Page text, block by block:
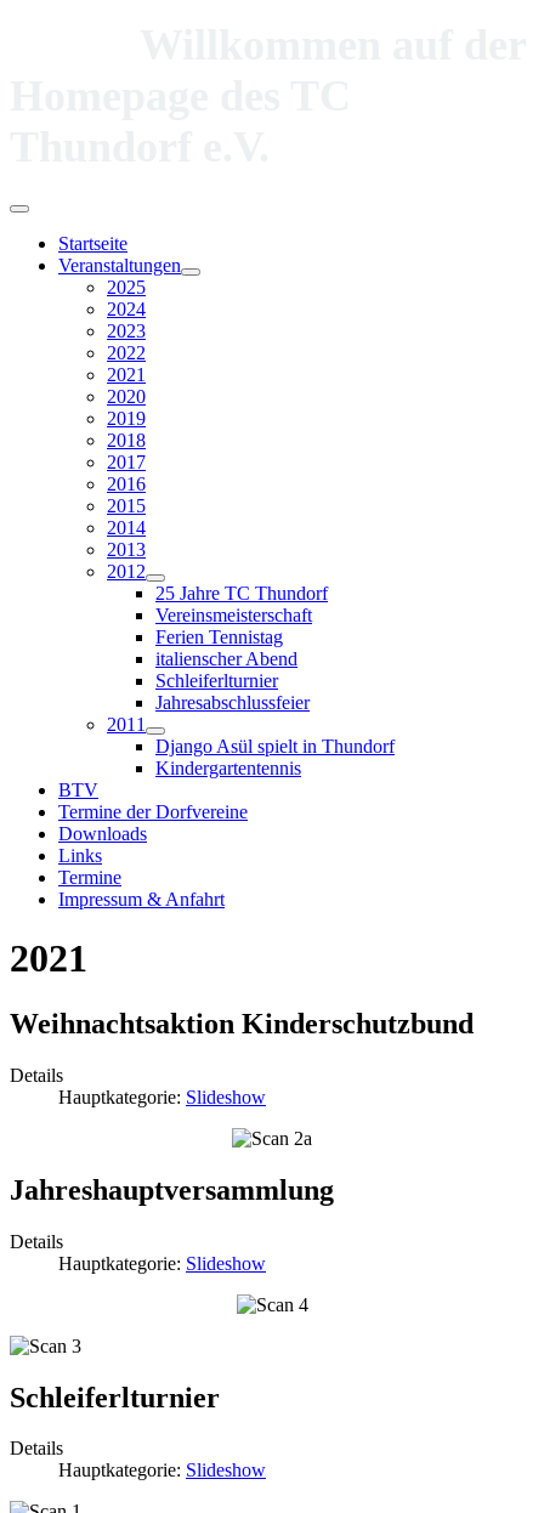
Startseite
Veranstaltungen
2025
2024
2023
2022
2021
2020
2019
2018
2017
2016
2015
2014
2013
2012
25 Jahre TC Thundorf
Vereinsmeisterschaft
Ferien Tennistag
italienscher Abend
Schleiferlturnier
Jahresabschlussfeier
2011
Django Asül spielt in Thundorf
Kindergartentennis
BTV
Termine der Dorfvereine
Downloads
Links
Termine
Impressum & Anfahrt
2021
Weihnachtsaktion Kinderschutzbund
Details
Hauptkategorie: Slideshow
Jahreshauptversammlung
Details
Hauptkategorie: Slideshow
Schleiferlturnier
Details
Hauptkategorie: Slideshow